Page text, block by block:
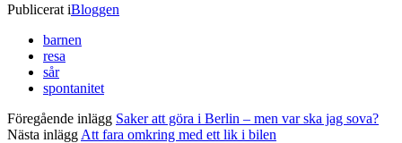
Publicerat iBloggen
barnen
resa
sår
spontanitet
Föregående inlägg Saker att göra i Berlin – men var ska jag sova?
Nästa inlägg Att fara omkring med ett lik i bilen